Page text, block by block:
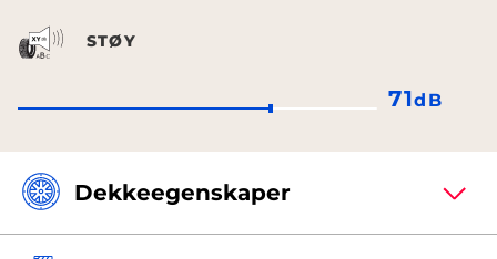
STØY
71dB
Dekkeegenskaper